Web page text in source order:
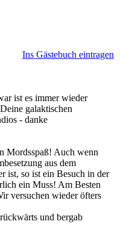
Ins Gästebuch eintragen
ist es immer wieder
galaktischen
- danke
Mordsspaß! Auch wenn
aus dem
ist, so ist ein Besuch in der
ein Muss! Am Besten
versuchen wieder öfters
und bergab